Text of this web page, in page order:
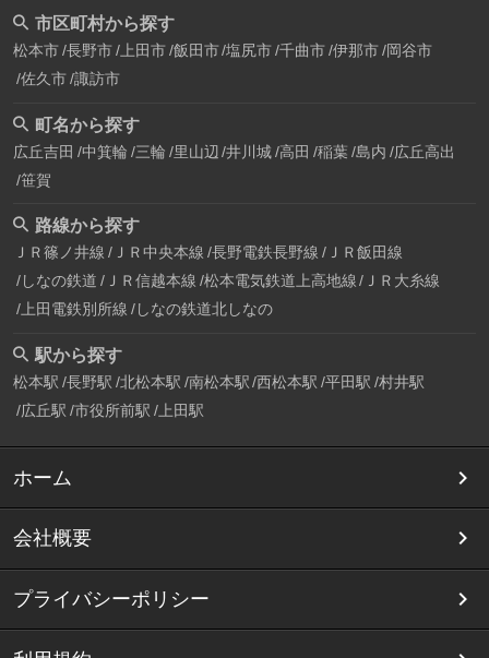
市区町村から探す
松本市 長野市 上田市 飯田市 塩尻市 千曲市 伊那市 岡谷市
佐久市 諏訪市
町名から探す
広丘吉田 中箕輪 三輪 里山辺 井川城 高田 稲葉 島内 広丘高出
笹賀
路線から探す
ＪＲ篠ノ井線 ＪＲ中央本線 長野電鉄長野線 ＪＲ飯田線
しなの鉄道 ＪＲ信越本線 松本電気鉄道上高地線
ＪＲ大糸線
上田電鉄別所線 しなの鉄道北しなの
駅から探す
松本駅 長野駅 北松本駅 南松本駅 西松本駅 平田駅 村井駅
広丘駅 市役所前駅 上田駅
ホーム
会社概要
プライバシーポリシー